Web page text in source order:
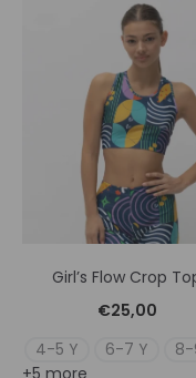
Girl’s Flow Crop
€25,00
4-5 Y
6-7 Y
8-